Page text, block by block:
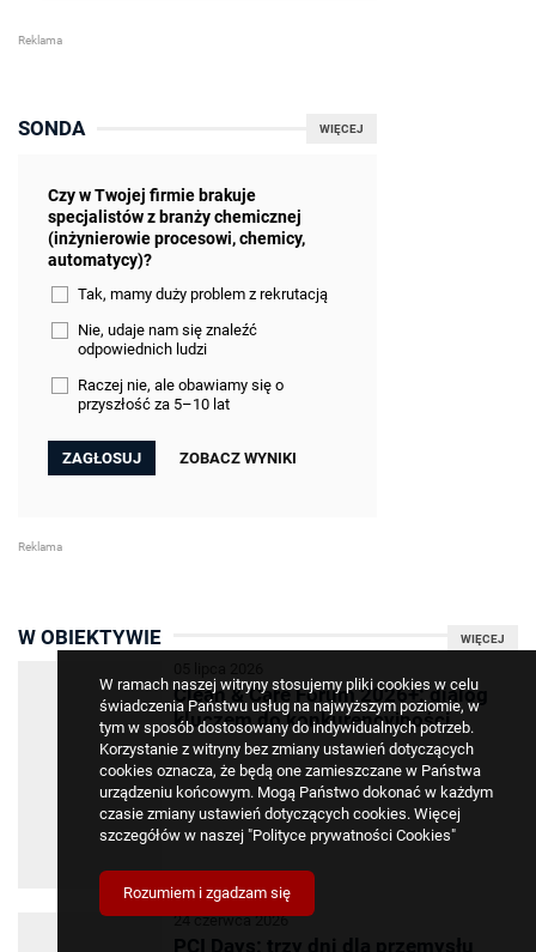
W ramach naszej witryny stosujemy pliki cookies w celu
świadczenia Państwu usług na najwyższym poziomie, w
tym w sposób dostosowany do indywidualnych potrzeb.
Korzystanie z witryny bez zmiany ustawień dotyczących
cookies oznacza, że będą one zamieszczane w Państwa
urządzeniu końcowym. Mogą Państwo dokonać w każdym
czasie zmiany ustawień dotyczących cookies. Więcej
szczegółów w naszej "Polityce prywatności Cookies"
Rozumiem i zgadzam się
WIĘCEJ
SONDA
Czy w Twojej firmie brakuje
specjalistów z branży chemicznej
(inżynierowie procesowi, chemicy,
automatycy)?
Tak, mamy duży problem z rekrutacją
Nie, udaje nam się znaleźć
odpowiednich ludzi
Raczej nie, ale obawiamy się o
przyszłość za 5–10 lat
ZOBACZ WYNIKI
WIĘCEJ
W OBIEKTYWIE
Clean & Care Forum 2026+: dialog
kluczem do konkurencyjności
24 czerwca 2026
PCI Days: trzy dni dla przemysłu